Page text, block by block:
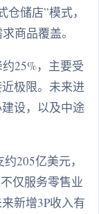
储店”模式，
商品覆盖。
25%，主要受
极限。未来进
设，以及中途
205亿美元，
仅服务零售业
新增3P收入有